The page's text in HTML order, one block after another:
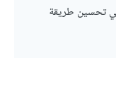
تحسين طريقة